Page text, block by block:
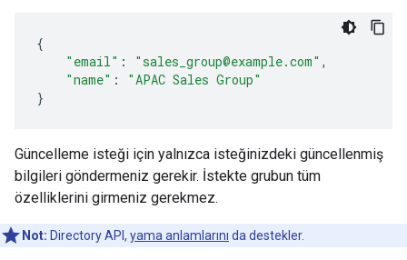
{
"email" : "sales_group@example.com" ,
"name" :
"APAC Sales Group"
}
Güncelleme isteği için yalnızca isteğinizdeki güncellenmiş
bilgileri göndermeniz gerekir. İstekte grubun tüm
özelliklerini girmeniz gerekmez.
Not: Directory API, yama anlamlarını da destekler.